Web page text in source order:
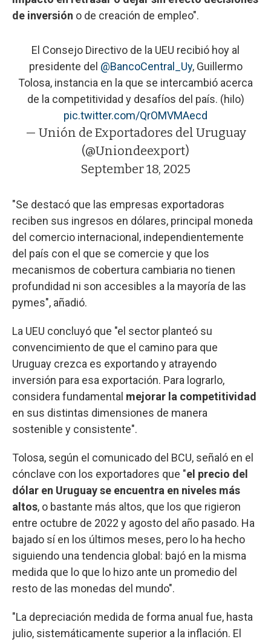
de inversión o de creación de empleo".
El Consejo Directivo de la UEU recibió hoy al
presidente del @BancoCentral_Uy, Guillermo
Tolosa, instancia en la que se intercambió acerca
de la competitividad y desafíos del país. (hilo)
pic.twitter.com/QrOMVMAecd
— Unión de Exportadores del Uruguay
(@Uniondeexport)
September 18, 2025
"Se destacó que las empresas exportadoras
reciben sus ingresos en dólares, principal moneda
del comercio internacional, independientemente
del país con el que se comercie y que los
mecanismos de cobertura cambiaria no tienen
profundidad ni son accesibles a la mayoría de las
pymes", añadió.
La UEU concluyó que "el sector planteó su
convencimiento de que el camino para que
Uruguay crezca es exportando y atrayendo
inversión para esa exportación. Para lograrlo,
considera fundamental mejorar la competitividad
en sus distintas dimensiones de manera
sostenible y consistente".
Tolosa, según el comunicado del BCU, señaló en el
cónclave con los exportadores que "el precio del
dólar en Uruguay se encuentra en niveles más
altos, o bastante más altos, que los que rigieron
entre octubre de 2022 y agosto del año pasado. Ha
bajado sí en los últimos meses, pero lo ha hecho
siguiendo una tendencia global: bajó en la misma
medida que lo que lo hizo ante un promedio del
resto de las monedas del mundo".
"La depreciación medida de forma anual fue, hasta
julio, sistemáticamente superior a la inflación. El